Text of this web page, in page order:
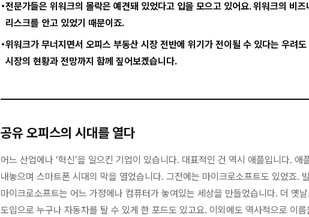
전문가들은 위워크의 몰락은 예견돼 있었다고 입을 모으고 있어요. 위워크의 비
리스크를 안고 있었기 때문이죠.
위워크가 무너지면서 오피스 부동산 시장 전반에 위기가 전이될 수 있다는 우려
시장의 현황과 전망까지 함께 짚어보겠습니다.
공유 오피스의 시대를 열다
어느 산업에나 ‘혁신’을 일으킨 기업이 있습니다. 대표적인 건 역시 애플입니다.
내놓으며 스마트폰 시대의 막을 열었습니다. 그전에는 마이크로소프트도 있었죠.
마이크로소프트는 어느 가정에나 컴퓨터가 놓여있는 세상을 만들었습니다. 더 옛
도입으로 누구나 자동차를 탈 수 있게 한 포드도 있고요. 이외에도 역사적으로 이